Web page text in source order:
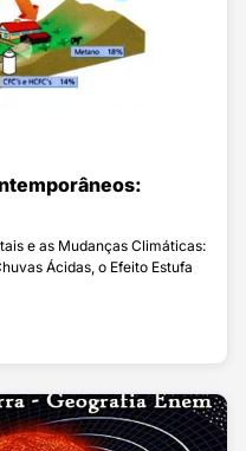
e as Mudanças Climáticas:
Ácidas, o Efeito Estufa